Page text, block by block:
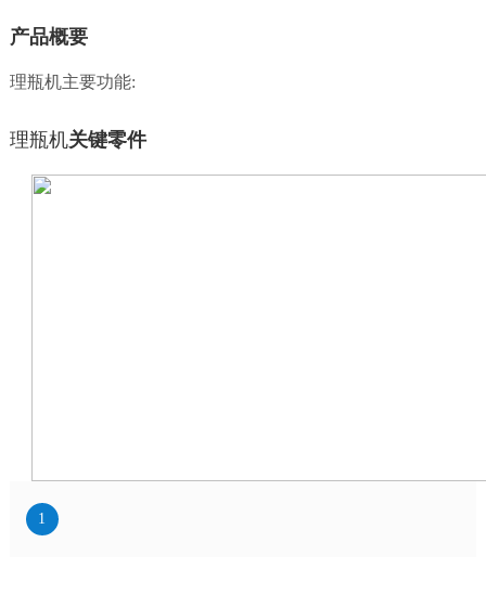
产品概要
理瓶机主要功能:
理瓶机关键零件
1